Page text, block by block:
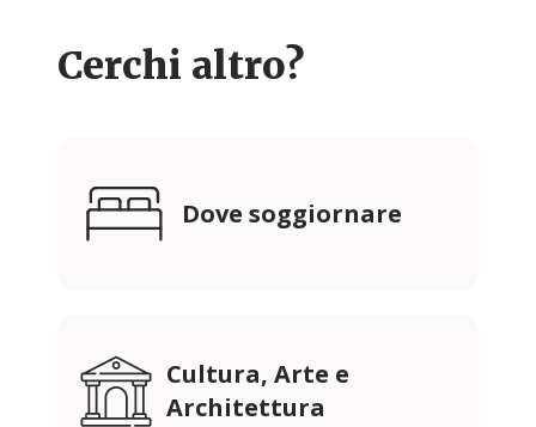
Cerchi altro?
Dove soggiornare
Cultura, Arte e
Architettura